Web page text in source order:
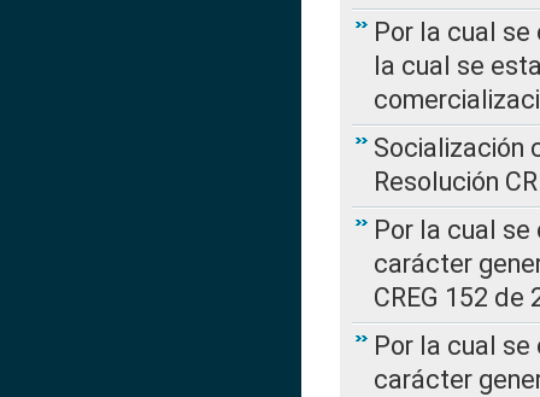
Por la cual se
la cual se
Socialización
Resolución
Por la cual
carácter
CREG 152 de
Por la cual
carácter